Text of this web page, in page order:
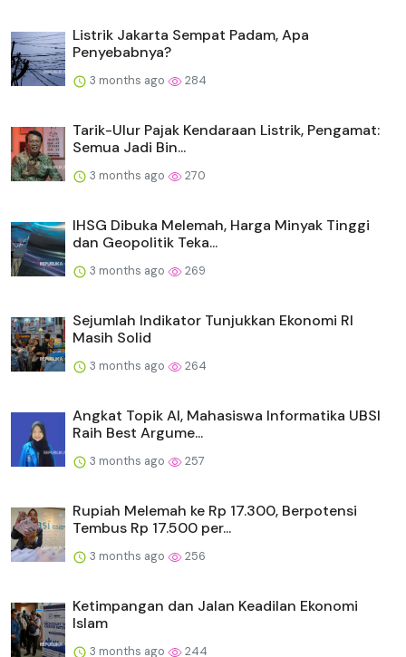
Listrik Jakarta Sempat Padam, Apa
Penyebabnya?
3 months ago 284
Tarik-Ulur Pajak Kendaraan Listrik, Pengamat:
Semua Jadi Bin...
3 months ago 270
IHSG Dibuka Melemah, Harga Minyak Tinggi
dan Geopolitik Teka...
3 months ago 269
Sejumlah Indikator Tunjukkan Ekonomi RI
Masih Solid
3 months ago 264
Angkat Topik AI, Mahasiswa Informatika UBSI
Raih Best Argume...
3 months ago 257
Rupiah Melemah ke Rp 17.300, Berpotensi
Tembus Rp 17.500 per...
3 months ago 256
Ketimpangan dan Jalan Keadilan Ekonomi
Islam
3 months ago 244